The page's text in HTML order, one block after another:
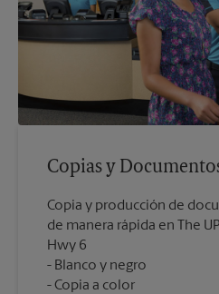
Copias y
Copia y producción de
de manera rápida en The
Hwy 6
Blanco y negro
Copia a color